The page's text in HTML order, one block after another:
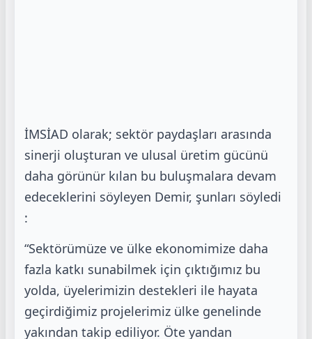
İMSİAD olarak; sektör paydaşları arasında
sinerji oluşturan ve ulusal üretim gücünü
daha görünür kılan bu buluşmalara devam
edeceklerini söyleyen Demir, şunları söyledi
:
“Sektörümüze ve ülke ekonomimize daha
fazla katkı sunabilmek için çıktığımız bu
yolda, üyelerimizin destekleri ile hayata
geçirdiğimiz projelerimiz ülke genelinde
yakından takip ediliyor. Öte yandan